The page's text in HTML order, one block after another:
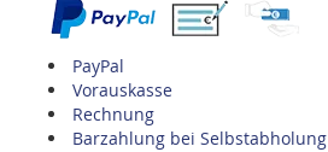
PayPal
Vorauskasse
Rechnung
Barzahlung bei Selbstabholung